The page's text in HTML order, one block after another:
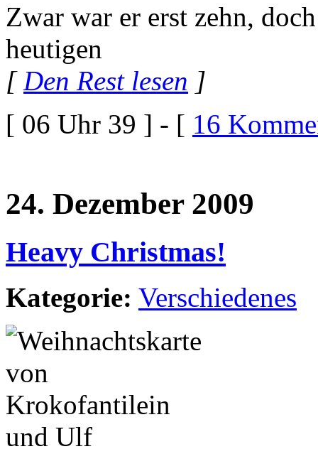
Zwar war er erst zehn,
heutigen
[Den Rest lesen ]
[ 06 Uhr 39 ] - [ 16
24. Dezember 2009
Heavy Christmas!
Kategorie: Verschiedenes